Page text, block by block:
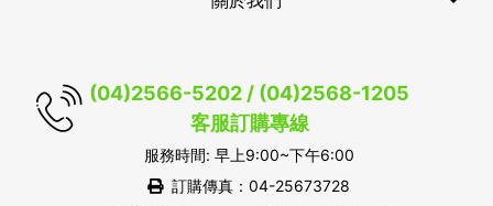
(04)2566-5202 / (04)2568-1205
客服訂購專線
服務時間: 早上9:00~下午6:00
訂購傳真：04-25673728